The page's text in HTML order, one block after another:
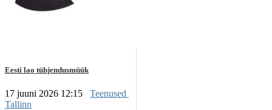
Eesti lao tühjendusmüük
17 juuni 2026 12:15
Teenused
Tallinn